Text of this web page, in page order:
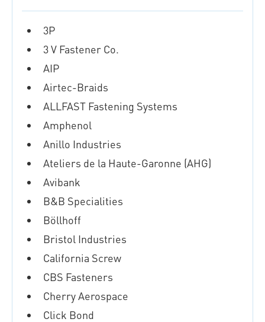
3P
3 V Fastener Co.
AIP
Airtec-Braids
ALLFAST Fastening Systems
Amphenol
Anillo Industries
Ateliers de la Haute-Garonne (AHG)
Avibank
B&B Specialities
Böllhoff
Bristol Industries
California Screw
CBS Fasteners
Cherry Aerospace
Click Bond